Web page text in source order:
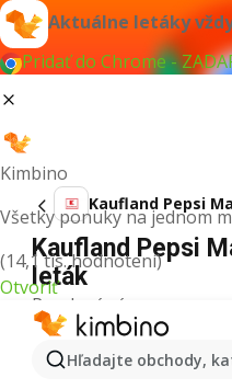
Aktuálne letáky
Pridať do Chrome -
Kimbino
Všetky ponuky na jednom
(14,1 tis. hodnotení)
Otvoriť
Hľadajte obchody,
Kaufland Pepsi
Kaufland Pepsi
leták
Pre daný výraz sme
Ďalšie produkty v
Kaufland